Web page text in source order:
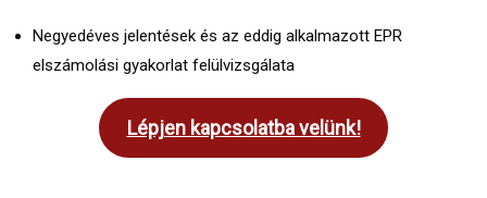
Negyedéves jelentések és az eddig alkalmazott EPR
elszámolási gyakorlat felülvizsgálata
Lépjen kapcsolatba velünk!